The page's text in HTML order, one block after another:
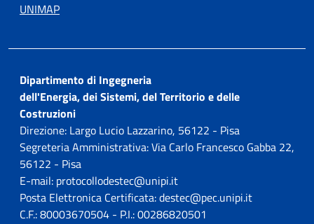
UNIMAP
Dipartimento di Ingegneria
dell'Energia, dei Sistemi, del Territorio e delle
Costruzioni
Direzione: Largo Lucio Lazzarino, 56122 - Pisa
Segreteria Amministrativa: Via Carlo Francesco Gabba 22,
56122 - Pisa
E-mail: protocollodestec@unipi.it
Posta Elettronica Certificata: destec@pec.unipi.it
C.F.: 80003670504 - P.I.: 00286820501